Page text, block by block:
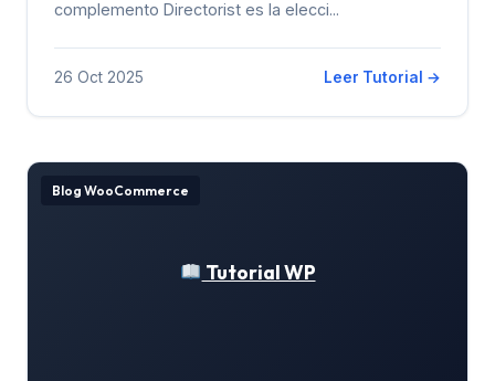
complemento Directorist es la elecci...
26 Oct 2025 Leer Tutorial →
Tutorial WP
Blog WooCommerce